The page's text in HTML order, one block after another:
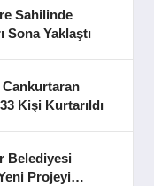
Sahilinde
Sona Yaklaştı
Kişi Kurtarıldı
Belediyesi
Projeyi